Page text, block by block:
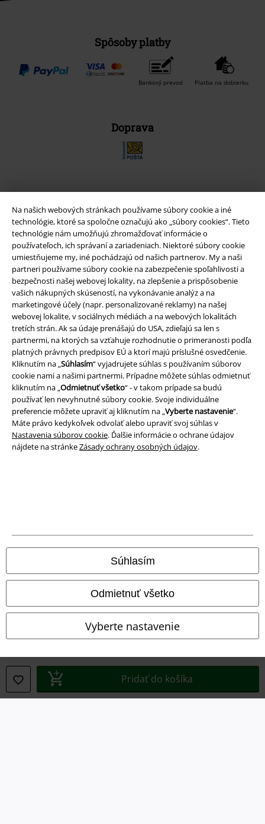
Na našich webových stránkach používame súbory cookie a iné
technológie, ktoré sa spoločne označujú ako „súbory cookies“. Tieto
technológie nám umožňujú zhromažďovať informácie o
používateľoch, ich správaní a zariadeniach. Niektoré súbory cookie
umiestňujeme my, iné pochádzajú od našich partnerov. My a naši
partneri používame súbory cookie na zabezpečenie spoľahlivosti a
bezpečnosti našej webovej lokality, na zlepšenie a prispôsobenie
vašich nákupných skúseností, na vykonávanie analýz a na
marketingové účely (napr. personalizované reklamy) na našej
webovej lokalite, v sociálnych médiách a na webových lokalitách
tretích strán. Ak sa údaje prenášajú do USA, zdieľajú sa len s
partnermi, na ktorých sa vzťahuje rozhodnutie o primeranosti podľa
platných právnych predpisov EÚ a ktorí majú príslušné osvedčenie.
Kliknutím na „Súhlasím“ vyjadrujete súhlas s používaním súborov
cookie nami a našimi partnermi. Prípadne môžete súhlas odmietnuť
kliknutím na „Odmietnuť všetko“ - v takom prípade sa budú
používať len nevyhnutné súbory cookie. Svoje individuálne
preferencie môžete upraviť aj kliknutím na „Vyberte nastavenie“.
Máte právo kedykoľvek odvolať alebo upraviť svoj súhlas v
Nastavenia súborov cookie. Ďalšie informácie o ochrane údajov
nájdete na stránkeZásady ochrany osobných údajov.
Súhlasím
Odmietnuť všetko
Vyberte nastavenie
Pridať do košíka
Spôsoby platby
Bankový prevod Platba na dobierku
Doprava
Nová aplikácia EMP
Stiahnite si novú EMP aplikáciu zdarma a využite všetky nové
funkcie a výhody!
A Warner Music Group Company
Ochrana osobných údajov
Likvidácia odpadu a ochrana životného prostredia
Informácie o prístupnosti
Nastavenia súborov cookie
Odstúpenie od zmluvy